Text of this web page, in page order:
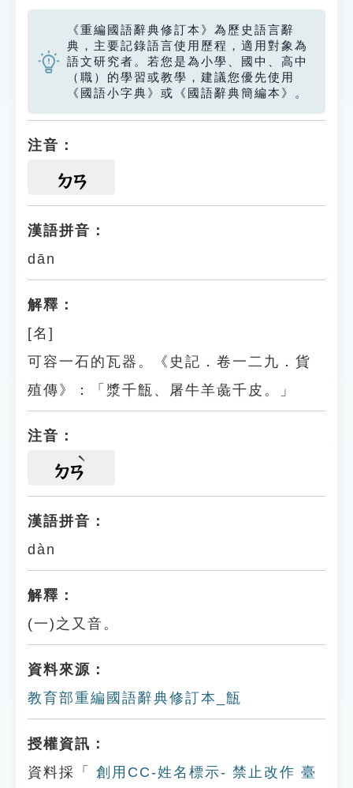
《重編國語辭典修訂本》為歷史語言辭
典，主要記錄語言使用歷程，適用對象為
語文研究者。若您是為小學、國中、高中
（職）的學習或教學，建議您優先使用
《國語小字典》或《國語辭典簡編本》。
注音：
ㄉㄢ
漢語拼音：
dān
解釋：
[名]
可容一石的瓦器。《史記．卷一二九．貨
殖傳》：「漿千甔、屠牛羊彘千皮。」
注音：
ㄉㄢ
漢語拼音：
dàn
解釋：
(一)之又音。
資料來源：
教育部重編國語辭典修訂本_甔
授權資訊：
資料採「
創用CC-姓名標示- 禁止改作 臺